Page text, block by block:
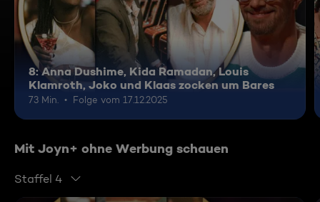
8: Anna Dushime, Kida Ramadan, Louis
Klamroth, Joko und Klaas zocken um Bares
73 Min. Folge vom 17.12.2025
Mit Joyn+ ohne Werbung schauen
Staffel 4